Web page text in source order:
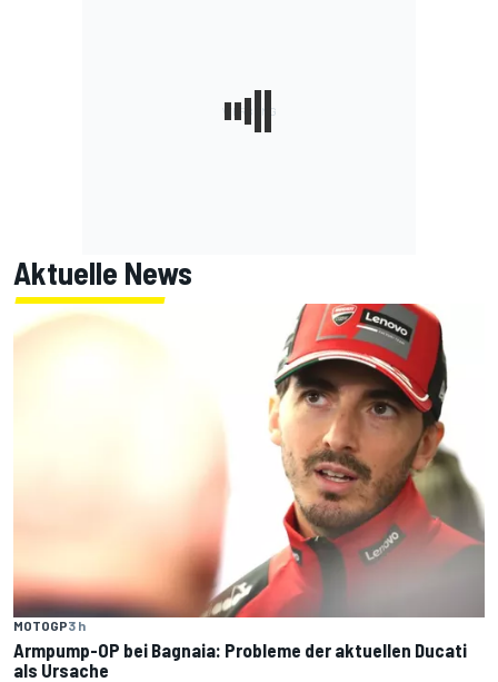
Aktuelle News
MOTOGP3 h
Armpump-OP bei Bagnaia: Probleme der aktuellen Ducati
als Ursache